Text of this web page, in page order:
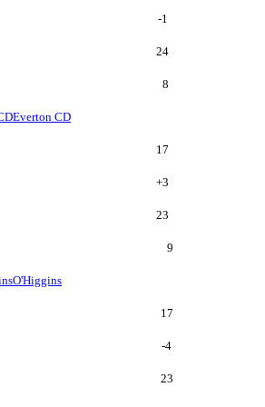
-1
24
8
Everton CD
17
+3
23
9
O'Higgins
17
-4
23